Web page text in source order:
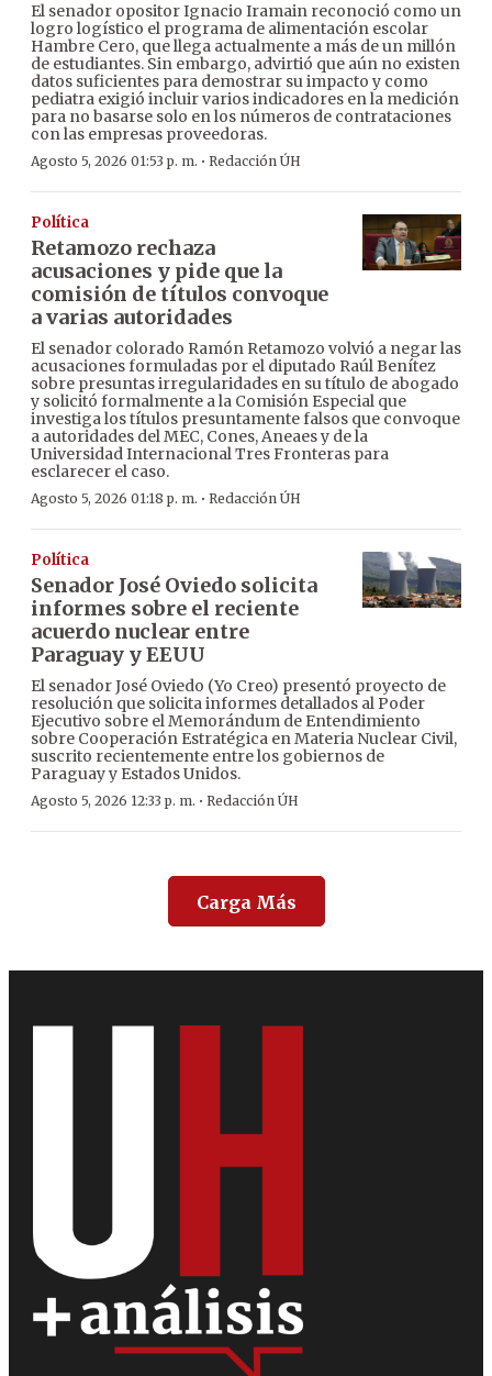
El senador opositor Ignacio Iramain reconoció como un
logro logístico el programa de alimentación escolar
Hambre Cero, que llega actualmente a más de un millón
de estudiantes. Sin embargo, advirtió que aún no existen
datos suficientes para demostrar su impacto y como
pediatra exigió incluir varios indicadores en la medición
para no basarse solo en los números de contrataciones
con las empresas proveedoras.
Agosto 5, 2026 01:53 p. m. · Redacción ÚH
Política
Retamozo rechaza
acusaciones y pide que la
comisión de títulos convoque
a varias autoridades
El senador colorado Ramón Retamozo volvió a negar las
acusaciones formuladas por el diputado Raúl Benítez
sobre presuntas irregularidades en su título de abogado
y solicitó formalmente a la Comisión Especial que
investiga los títulos presuntamente falsos que convoque
a autoridades del MEC, Cones, Aneaes y de la
Universidad Internacional Tres Fronteras para
esclarecer el caso.
Agosto 5, 2026 01:18 p. m. · Redacción ÚH
Política
Senador José Oviedo solicita
informes sobre el reciente
acuerdo nuclear entre
Paraguay y EEUU
El senador José Oviedo (Yo Creo) presentó proyecto de
resolución que solicita informes detallados al Poder
Ejecutivo sobre el Memorándum de Entendimiento
sobre Cooperación Estratégica en Materia Nuclear Civil,
suscrito recientemente entre los gobiernos de
Paraguay y Estados Unidos.
Agosto 5, 2026 12:33 p. m. · Redacción ÚH
Carga Más